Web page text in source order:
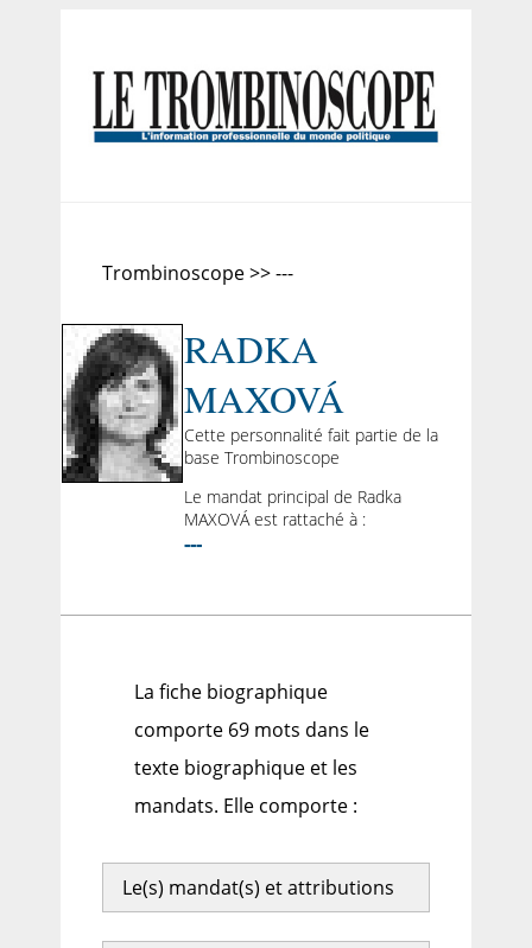
Trombinoscope >> ---
RADKA
MAXOVÁ
Cette personnalité fait partie de la
base Trombinoscope
Le mandat principal de Radka
MAXOVÁ est rattaché à :
---
La fiche biographique
comporte 69 mots dans le
texte biographique et les
mandats. Elle comporte :
Le(s) mandat(s) et attributions